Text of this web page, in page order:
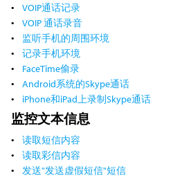
VOIP通话记录
VOIP 通话录音
监听手机的周围环境
记录手机环境
FaceTime偷录
Android系统的Skype通话
iPhone和iPad上录制Skype通话
监控文本信息
读取短信内容
读取彩信内容
发送"发送虚假短信"短信